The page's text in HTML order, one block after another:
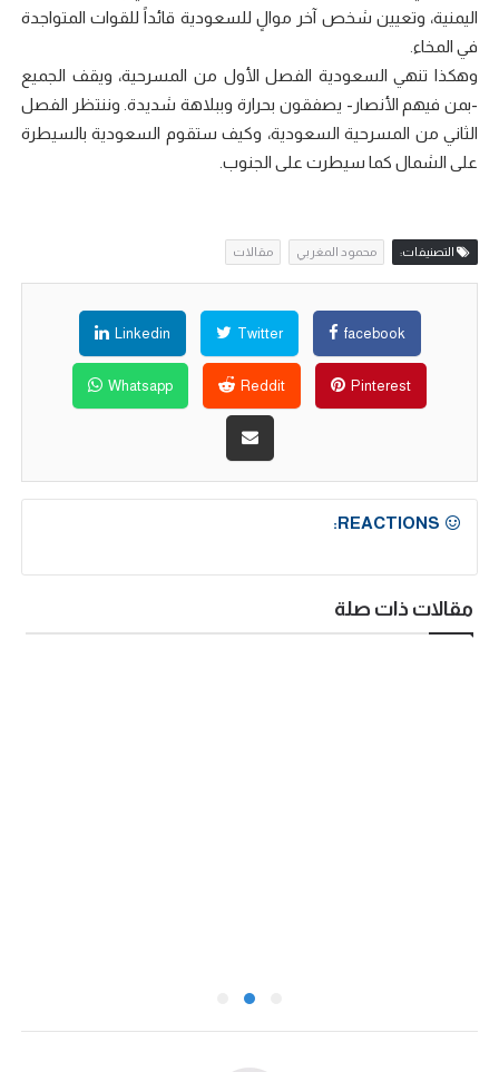
اليمنية، وتعيين شخص آخر موالٍ للسعودية قائداً للقوات المتواجدة
في المخاء.
وهكذا تنهي السعودية الفصل الأول من المسرحية، ويقف الجميع
-بمن فيهم الأنصار- يصفقون بحرارة وببلاهة شديدة. وننتظر الفصل
الثاني من المسرحية السعودية، وكيف ستقوم السعودية بالسيطرة
على الشمال كما سيطرت على الجنوب.
التصنيفات: محمود المغربي مقالات
facebook
Twitter
Linkedin
Pinterest
Reddit
Whatsapp
REACTIONS:
مقالات ذات صلة